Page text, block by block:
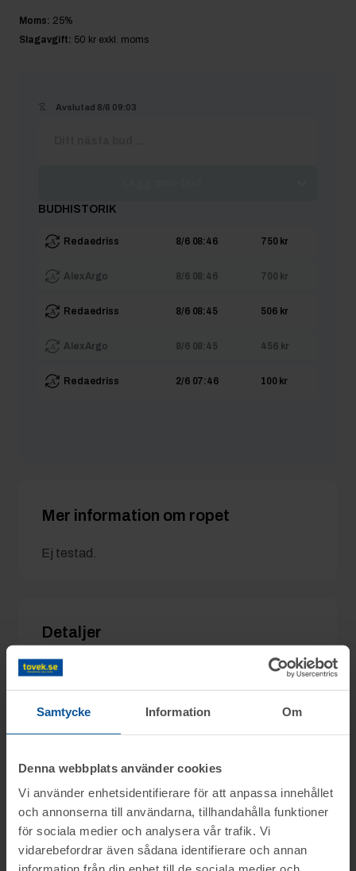
Samtycke Information Om
Denna webbplats använder cookies
Vi använder enhetsidentifierare för att anpassa innehållet
och annonserna till användarna, tillhandahålla funktioner
för sociala medier och analysera vår trafik. Vi
vidarebefordrar även sådana identifierare och annan
Moms: 25%
Slagavgift: 50 kr exkl. moms
Avslutad 8/6 09:03
BUDHISTORIK
Redaedriss 8/6 08:46 750 kr
AlexArgo 8/6 08:46 700 kr
Redaedriss 8/6 08:45 506 kr
AlexArgo 8/6 08:45 456 kr
Redaedriss 2/6 07:46 100 kr
Mer information om ropet
Ej testad.
Detaljer
Utgångspris:
Moms: 25% tillkommer
Slagavgift:
exkl. moms
Traktorer, släpvagn, lastbilssläp, däck m.m.
Frågor